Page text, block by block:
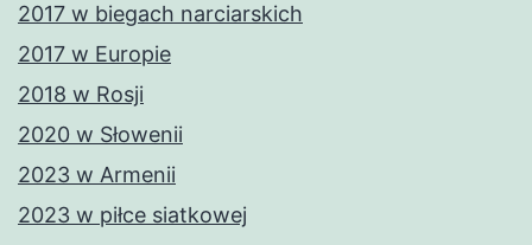
2017 w biegach narciarskich
2017 w Europie
2018 w Rosji
2020 w Słowenii
2023 w Armenii
2023 w piłce siatkowej